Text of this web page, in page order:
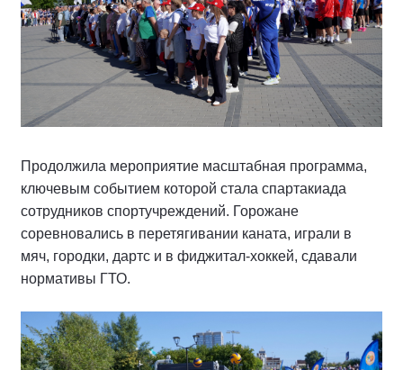
Продолжила мероприятие масштабная программа,
ключевым событием которой стала спартакиада
сотрудников спортучреждений. Горожане
соревновались в перетягивании каната, играли в
мяч, городки, дартс и в фиджитал-хоккей, сдавали
нормативы ГТО.